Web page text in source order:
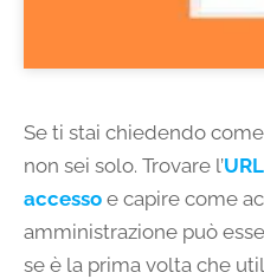
Se ti stai chiedendo
non sei solo. Trovare l’
accesso e capire come
amministrazione può
se è la prima volta che